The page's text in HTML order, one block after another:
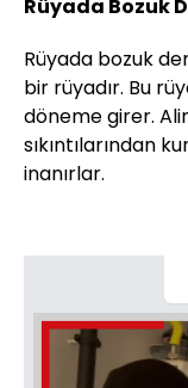
Rüyada Bozuk
Rüyada bozuk
bir rüyadır. Bu
döneme girer.
sıkıntılarından
inanırlar.